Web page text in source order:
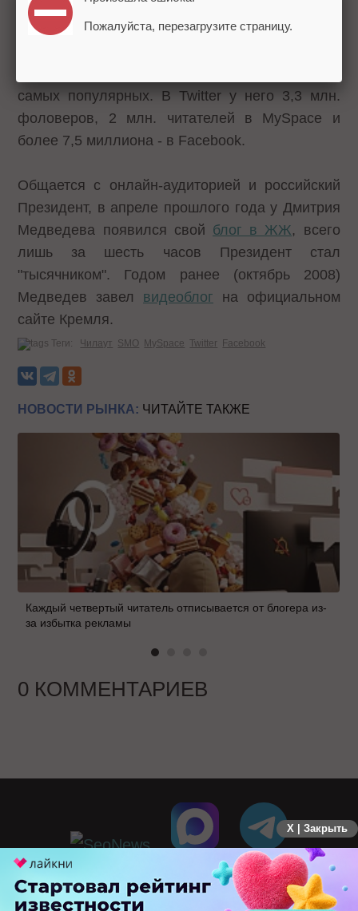
следовало ожидать, ничего не говорится.
Заявку можно оставитьздесь.
самых популярных. В Twitter у него 3,3 млн.
фоловеров, 2 млн. читателей в MySpace и
более 7,5 миллиона - в Facebook.
Общается с онлайн-аудиторией и российский
Президент, в апреле прошлого года у Дмитрия
Медведева появился свой блог в ЖЖ, всего
лишь за шесть часов Президент стал
"тысячником". Годом ранее (октябрь 2008)
Медведев завел видеоблог на официальном
сайте Кремля.
Теги: Чилаут SMO MySpace Twitter Facebook
НОВОСТИ РЫНКА: ЧИТАЙТЕ ТАКЖЕ
Каждый четвертый читатель отписывается от блогера из-
за избытка рекламы
0 КОММЕНТАРИЕВ
X | Закрыть
ПЕРЕЙТИ НА ПОЛНУЮ ВЕРСИЮ
© SEOnews.ru Все права защищены. 2026
Пожалуйста, перезагрузите страницу.